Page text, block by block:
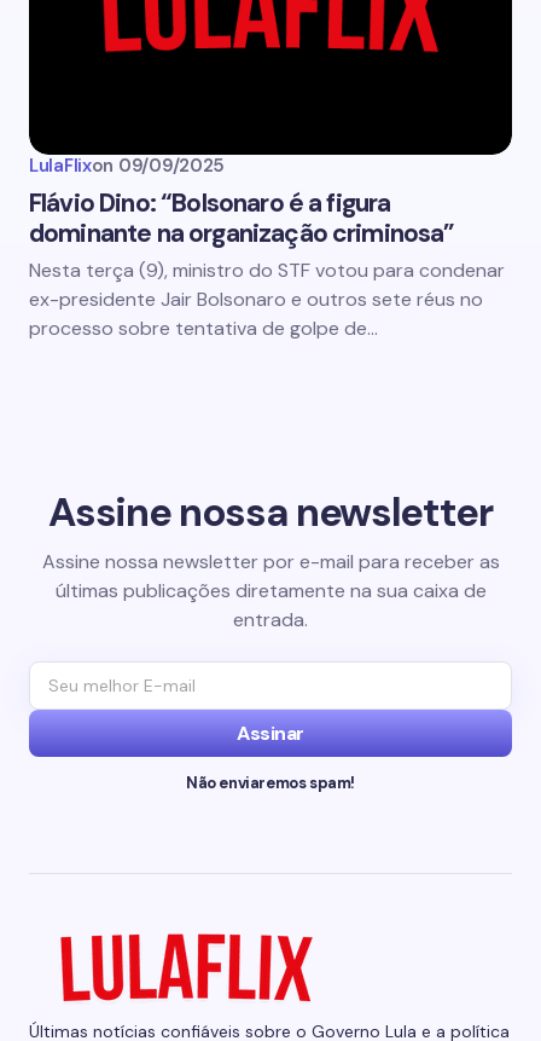
LulaFlixon 09/09/2025
Flávio Dino: “Bolsonaro é a figura
dominante na organização criminosa”
Nesta terça (9), ministro do STF votou para condenar
ex-presidente Jair Bolsonaro e outros sete réus no
processo sobre tentativa de golpe de…
Assine nossa newsletter
Assine nossa newsletter por e-mail para receber as
últimas publicações diretamente na sua caixa de
entrada.
Assinar
Não enviaremos spam!
Últimas notícias confiáveis sobre o Governo Lula e a política